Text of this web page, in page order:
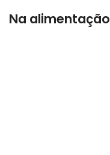
Na alimentação